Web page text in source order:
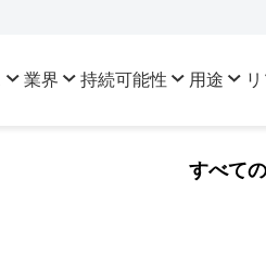
業界 持続可能性 用途
すべて